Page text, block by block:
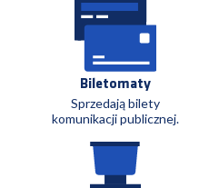
Biletomaty
Sprzedają bilety
komunikacji publicznej.